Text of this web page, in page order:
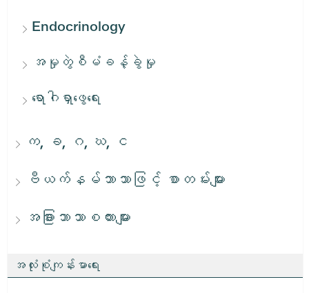
Endocrinology
အမှုတွဲစီမံခန့်ခွဲမှု
ရောဂါရှာဖွေရေး
က, ခ, ဂ, ဃ, င
ဗီယက်နမ်ဘာသာဖြင့် စာတမ်းများ
အခြားဘာသာစကားများ
အလုံးစုံကျန်းမာရေး